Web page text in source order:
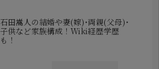
石田嵩人の結婚や妻(嫁)･両親(父母)･
子供など家族構成！Wiki経歴学歴
も！